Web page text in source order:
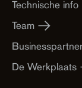
Technische info
Team
De Werkplaats